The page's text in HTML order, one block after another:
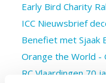
Early Bird Charity
ICC Nieuwsbrief
Benefiet met Sjaak
Orange the World -
RC Vlaardingen 70